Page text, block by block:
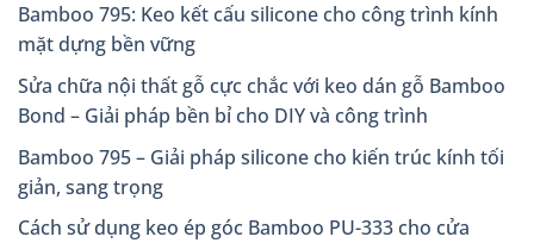
Bamboo 795: Keo kết cấu silicone cho công trình kính
mặt dựng bền vững
Sửa chữa nội thất gỗ cực chắc với keo dán gỗ Bamboo
Bond – Giải pháp bền bỉ cho DIY và công trình
Bamboo 795 – Giải pháp silicone cho kiến trúc kính tối
giản, sang trọng
Cách sử dụng keo ép góc Bamboo PU-333 cho cửa